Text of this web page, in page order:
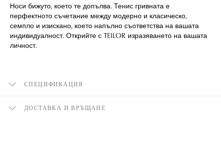
Носи бижуто, което те допълва. Тенис гривната е
перфектното съчетание между модерно и класическо,
семпло и изискано, което напълно съответства на вашата
индивидуалност. Открийте с TEILOR изразяването на вашата
личност.
СПЕЦИФИКАЦИЯ
ДОСТАВКА И ВРЪЩАНЕ